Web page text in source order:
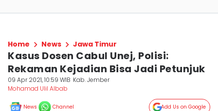
Home News Jawa Timur
Kasus Dosen Cabul Unej, Polisi:
Rekaman Kejadian Bisa Jadi Petunjuk
09 Apr 2021, 10:59 WIB Kab. Jember
Mohamad Ulil Albab
News Channel Add Us on Google